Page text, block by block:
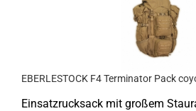
EBERLESTOCK F4 Terminator Pack
Einsatzrucksack mit großem